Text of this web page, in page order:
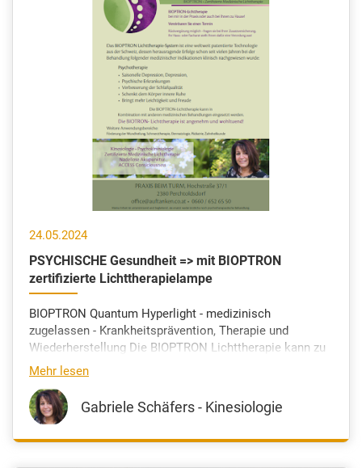
24.05.2024
PSYCHISCHE Gesundheit => mit BIOPTRON
zertifizierte Lichttherapielampe
BIOPTRON Quantum Hyperlight - medizinisch
zugelassen - Krankheitsprävention, Therapie und
Wiederherstellung Die BIOPTRON Lichttherapie kann zu
anderen medizinischen Behandlungen eingesetzt
werden.
Mehr lesen
Gabriele Schäfers - Kinesiologie